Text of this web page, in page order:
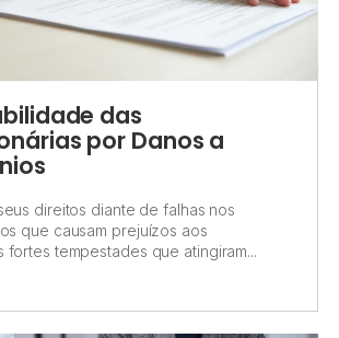
das
por Danos a
direitos diante de falhas nos
que causam prejuízos aos
fortes tempestades que atingiram...